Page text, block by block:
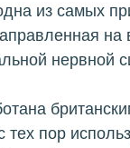
из самых
на
нервной
тех пор